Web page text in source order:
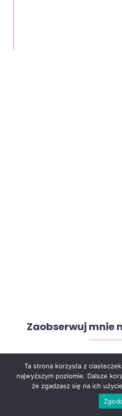
Zaobserwuj mnie
jedz.pysznie
Ta strona korzysta z
najwyższym poziomie. Dalsze
że zgadzasz się na ich